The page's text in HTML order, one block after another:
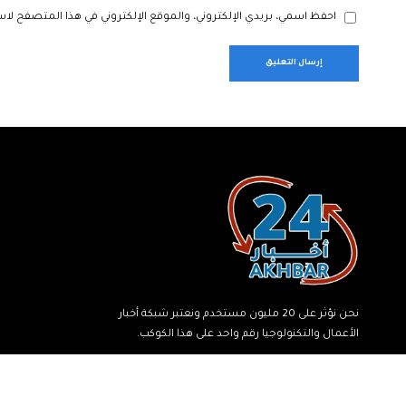
احفظ اسمي، بريدي الإلكتروني، والموقع الإلكتروني في هذا المتصفح
نحن نؤثر على 20 مليون مستخدم ونعتبر شبكة أخبار
الأعمال والتكنولوجيا رقم واحد على هذا الكوكب.